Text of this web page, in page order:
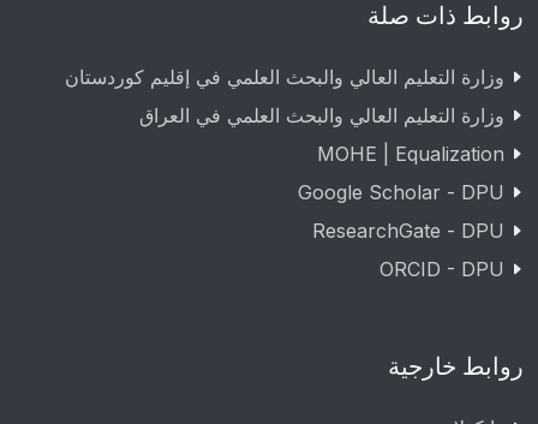
روابط ذات صلة
وزارة التعليم العالي والبحث العلمي في إقليم كوردستان
وزارة التعليم العالي والبحث العلمي في العراق
MOHE | Equalization
Google Scholar - DPU
ResearchGate - DPU
ORCID - DPU
روابط خارجية